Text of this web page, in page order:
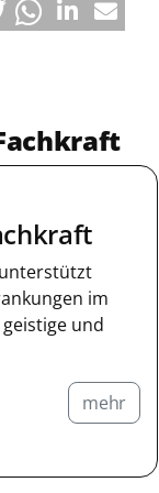
im
und
mehr